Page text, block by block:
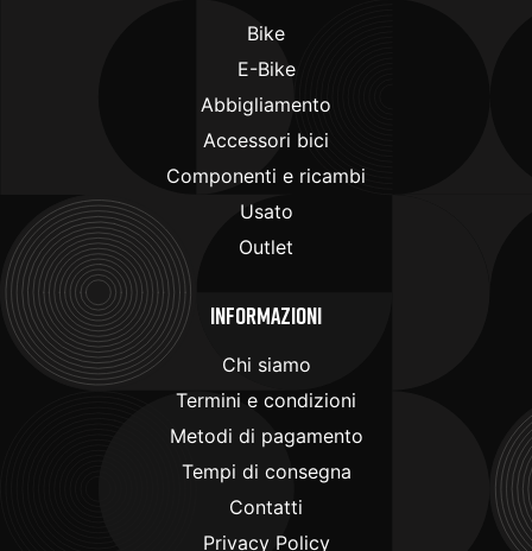
Bike
E-Bike
Abbigliamento
Accessori bici
Componenti e ricambi
Usato
Outlet
Informazioni
Chi siamo
Termini e condizioni
Metodi di pagamento
Tempi di consegna
Contatti
Privacy Policy